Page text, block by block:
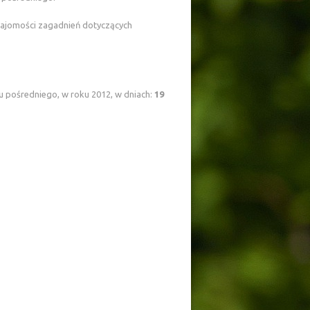
zagadnień dotyczących
w roku 2012, w dniach: 19